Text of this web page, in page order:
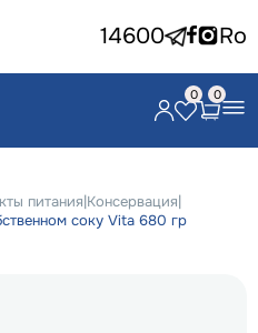
14600 Ro
0 0
питания|Консервация|
соку Vita 680 гр